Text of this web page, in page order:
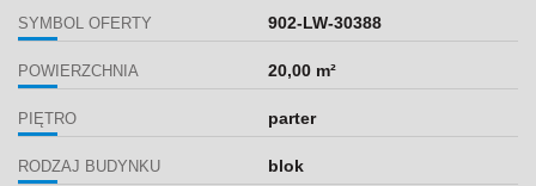
SYMBOL OFERTY 902-LW-30388
POWIERZCHNIA 20,00 m²
PIĘTRO parter
RODZAJ BUDYNKU blok